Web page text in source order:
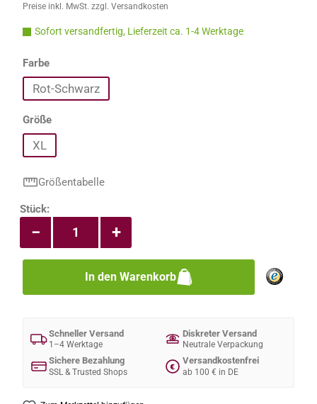
Preise inkl. MwSt. zzgl. Versandkosten
Sofort versandfertig, Lieferzeit ca. 1-4 Werktage
Farbeauswählen
Rot-Schwarz
Größeauswählen
XL
Größentabelle
Produkt Anzahl: Gib den gewünschten
Stück:
+
−
In den Warenkorb
Schneller Versand
1–4 Werktage
Diskreter Versand
Neutrale Verpackung
Sichere Bezahlung
SSL & Trusted Shops
€
Versandkostenfrei
ab 100 € in DE